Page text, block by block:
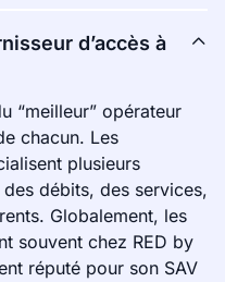
d’accès à
“meilleur” opérateur
chacun. Les
plusieurs
débits, des services,
Globalement, les
souvent chez RED by
réputé pour son SAV